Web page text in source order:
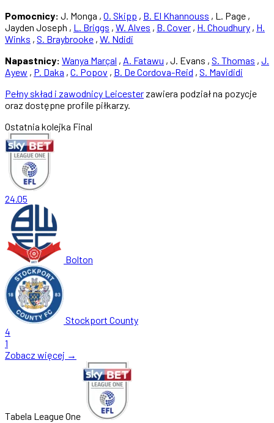
Pomocnicy: J. Monga , O. Skipp , B. El Khannouss , L. Page ,
Jayden Joseph , L. Briggs , W. Alves , B. Cover , H. Choudhury , H.
Winks , S. Braybrooke , W. Ndidi
Napastnicy: Wanya Marçal , A. Fatawu , J. Evans , S. Thomas , J.
Ayew , P. Daka , C. Popov , B. De Cordova-Reid , S. Mavididi
Pełny skład i zawodnicy Leicester zawiera podział na pozycje
oraz dostępne profile piłkarzy.
Ostatnia kolejka Final
24.05
Bolton
Stockport County
4
1
Zobacz więcej →
Tabela League One